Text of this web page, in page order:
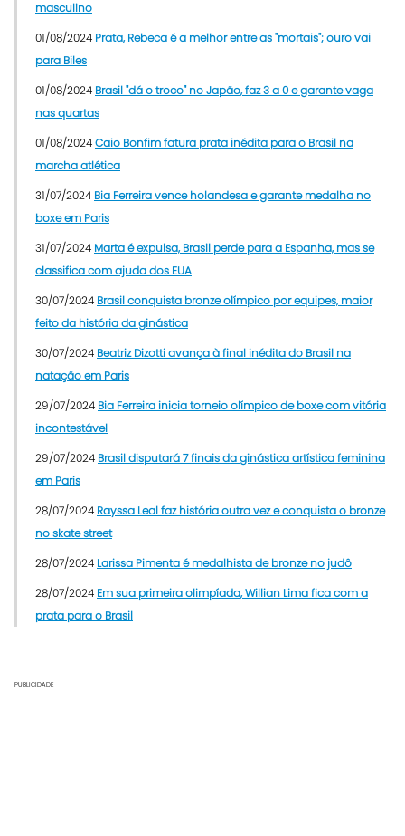
masculino
01/08/2024 Prata, Rebeca é a melhor entre as "mortais"; ouro vai
para Biles
01/08/2024 Brasil "dá o troco" no Japão, faz 3 a 0 e garante vaga
nas quartas
01/08/2024Caio Bonfim fatura prata inédita para o Brasil na
marcha atlética
31/07/2024 Bia Ferreira vence holandesa e garante medalha no
boxe em Paris
31/07/2024 Marta é expulsa, Brasil perde para a Espanha, mas se
classifica com ajuda dos EUA
30/07/2024 Brasil conquista bronze olímpico por equipes, maior
feito da história da ginástica
30/07/2024 Beatriz Dizotti avança à final inédita do Brasil na
natação em Paris
29/07/2024 Bia Ferreira inicia torneio olímpico de boxe com vitória
incontestável
29/07/2024 Brasil disputará 7 finais da ginástica artística feminina
em Paris
28/07/2024 Rayssa Leal faz história outra vez e conquista o bronze
no skate street
28/07/2024 Larissa Pimenta é medalhista de bronze no judô
28/07/2024 Em sua primeira olimpíada, Willian Lima fica com a
prata para o Brasil
PUBLICIDADE